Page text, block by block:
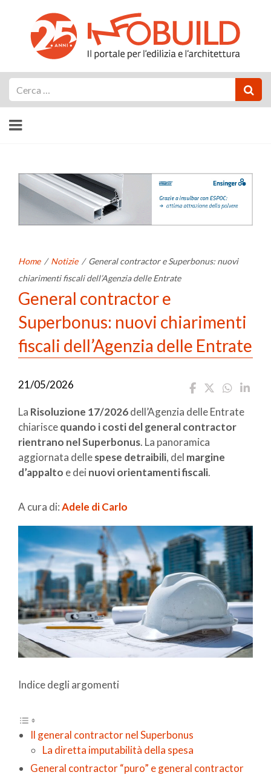
Home / Notizie / General contractor e Superbonus: nuovi
chiarimenti fiscali dell’Agenzia delle Entrate
General contractor e
Superbonus: nuovi chiarimenti
fiscali dell’Agenzia delle Entrate
21/05/2026
La Risoluzione 17/2026dell’Agenzia delle Entrate
chiariscequando i costi del general contractor
rientrano nel Superbonus. La panoramica
aggiornata dellespese detraibili, del margine
d’appalto e dei nuovi orientamenti fiscali.
A cura di:Adele di Carlo
Indice degli argomenti
Il general contractor nel Superbonus
La diretta imputabilità della spesa
General contractor “puro” e general contractor